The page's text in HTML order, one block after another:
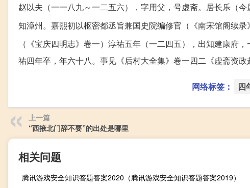
赵以夫（一一八九～一二五六），字用父，号虚斋。居长乐（
知漳州。嘉熙初以枢密都丞旨兼国史院编修官（《南宋馆阁续
（《宝庆四明志》卷一）淳祐五年（一二四五），出知建康府
祐四年卒，年六十八。事见《后村大全集》卷一四二《虚斋资政
网络标签： 四
上一篇
“西掖北门辞不要”的出处是哪里
相关问题
腾讯游戏安全知识答题答案2020（腾讯游戏安全知识答题答案2019）